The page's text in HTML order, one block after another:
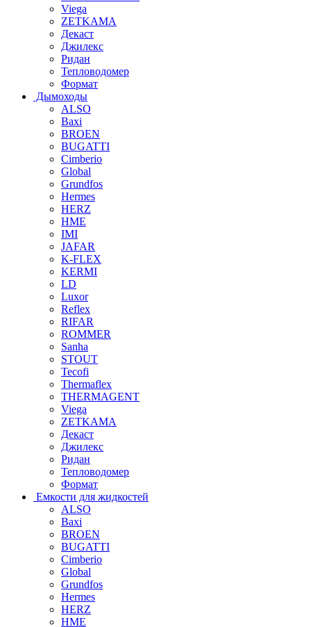
Viega
ZETKAMA
Декаст
Джилекс
Ридан
Тепловодомер
Формат
Дымоходы
ALSO
Baxi
BROEN
BUGATTI
Cimberio
Global
Grundfos
Hermes
HERZ
HME
IMI
JAFAR
K-FLEX
KERMI
LD
Luxor
Reflex
RIFAR
ROMMER
Sanha
STOUT
Tecofi
Thermaflex
THERMAGENT
Viega
ZETKAMA
Декаст
Джилекс
Ридан
Тепловодомер
Формат
Емкости для жидкостей
ALSO
Baxi
BROEN
BUGATTI
Cimberio
Global
Grundfos
Hermes
HERZ
HME